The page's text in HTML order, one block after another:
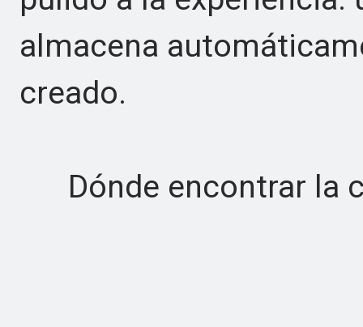
almacena
creado.
Dónde encontrar la